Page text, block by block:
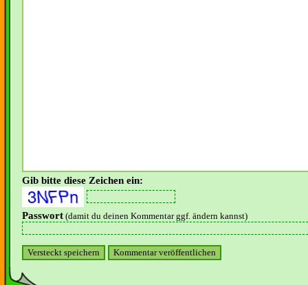
Gib bitte diese Zeichen ein:
Passwort (damit du deinen Kommentar ggf. ändern kannst)